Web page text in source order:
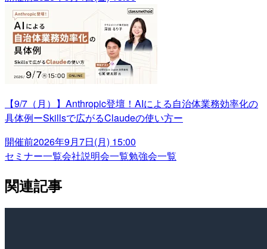
【9/7（月）】Anthropic登壇！AIによる自治体業務効率化の
具体例ーSkillsで広がるClaudeの使い方ー
開催前2026年9月7日(月) 15:00
セミナー一覧会社説明会一覧勉強会一覧
関連記事